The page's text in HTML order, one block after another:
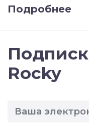
Подробнее
Rocky